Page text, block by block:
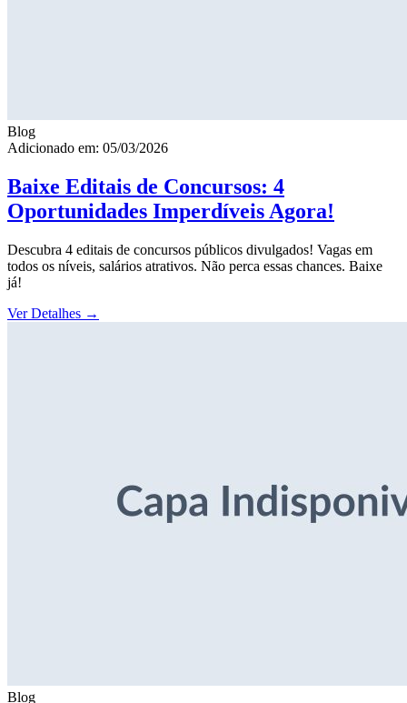
Blog
Adicionado em: 05/03/2026
Baixe Editais de Concursos: 4
Oportunidades Imperdíveis Agora!
Descubra 4 editais de concursos públicos divulgados! Vagas em
todos os níveis, salários atrativos. Não perca essas chances. Baixe
já!
Ver Detalhes →
Blog